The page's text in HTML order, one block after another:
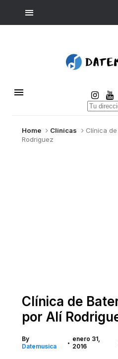
Home Clinicas
Clínica
Rodriguez
Clínica de
por Alí
By
Datemusica
• enero 31,
2016